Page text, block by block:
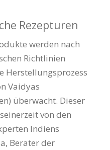
Rezepturen
werden nach
Richtlinien
Herstellungsprozess
Vaidyas
überwacht. Dieser
von den
Indiens
Berater der